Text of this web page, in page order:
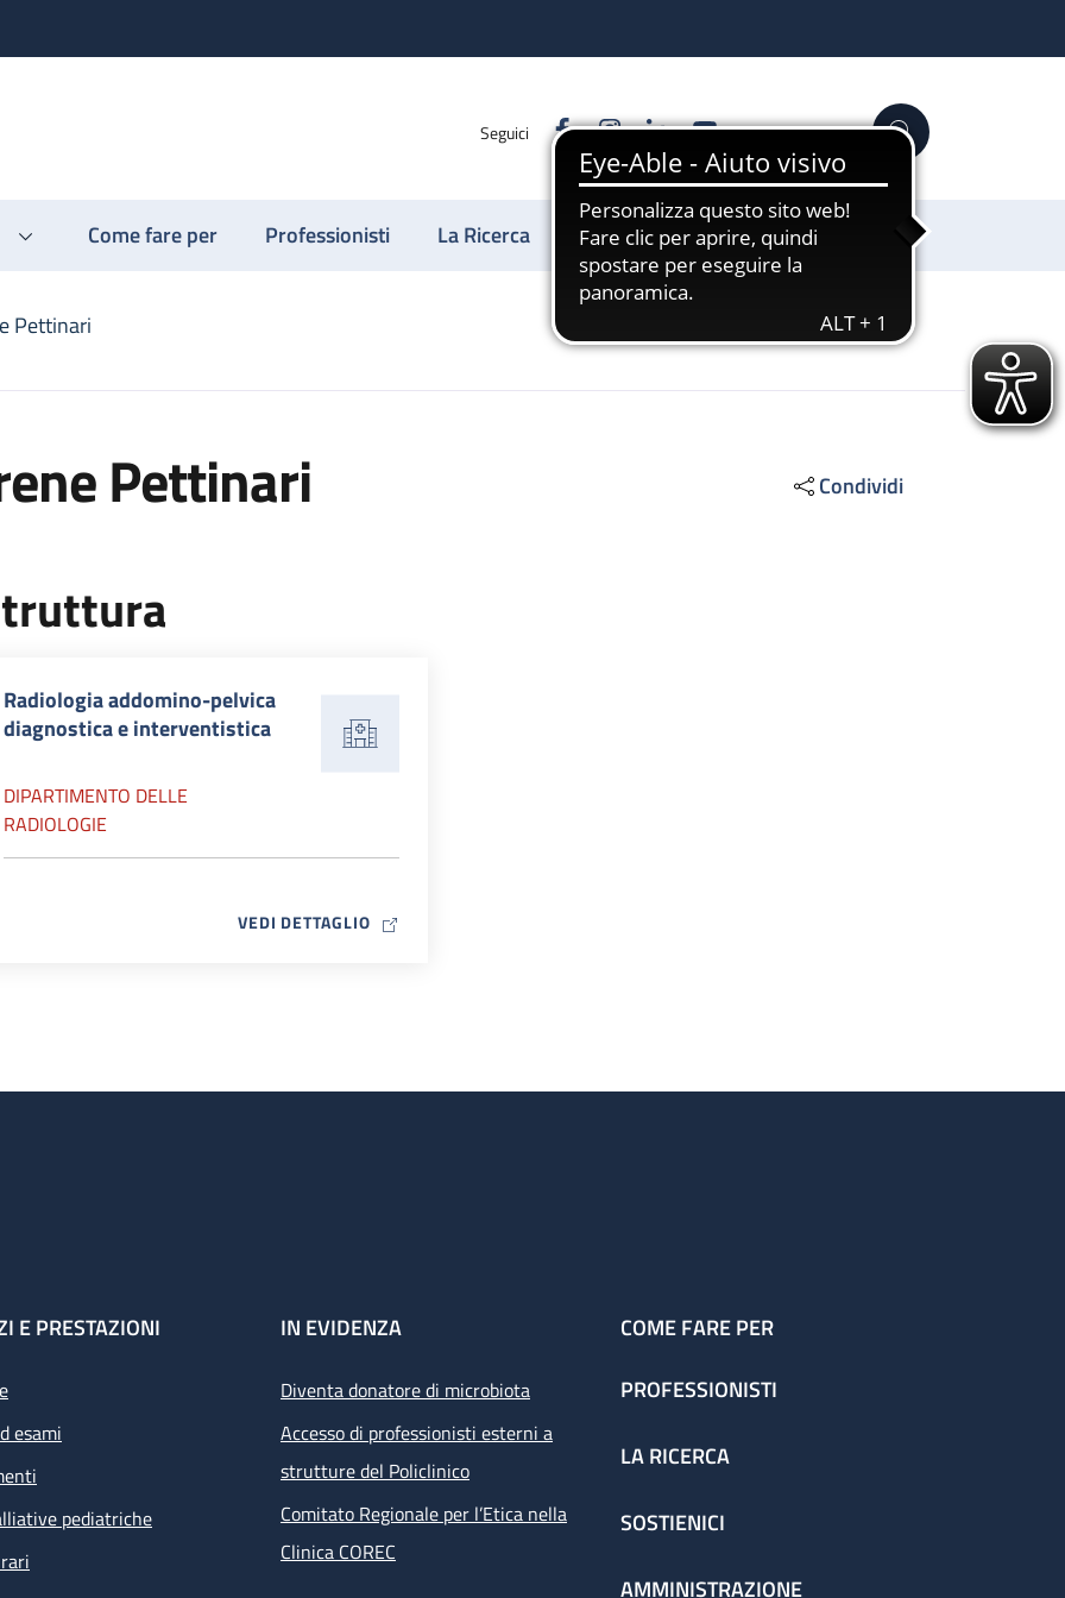
Seguici FacebookInstagram
LinkedinYouTube Cerca
Come fare per Professionisti La Ricerca Sostienici
Pettinari
Pettinari Condividi
Radiologia addomino-pelvica
diagnostica e interventistica
DIPARTIMENTO DELLE
RADIOLOGIE
VEDI DETTAGLIOMAP ICON
E PRESTAZIONI
esami
pediatriche
IN EVIDENZA
Diventa donatore di microbiota
Accesso di professionisti esterni a
strutture del Policlinico
Comitato Regionale per l’Etica nella
Clinica COREC
COME FARE PER
PROFESSIONISTI
LA RICERCA
SOSTIENICI
AMMINISTRAZIONE